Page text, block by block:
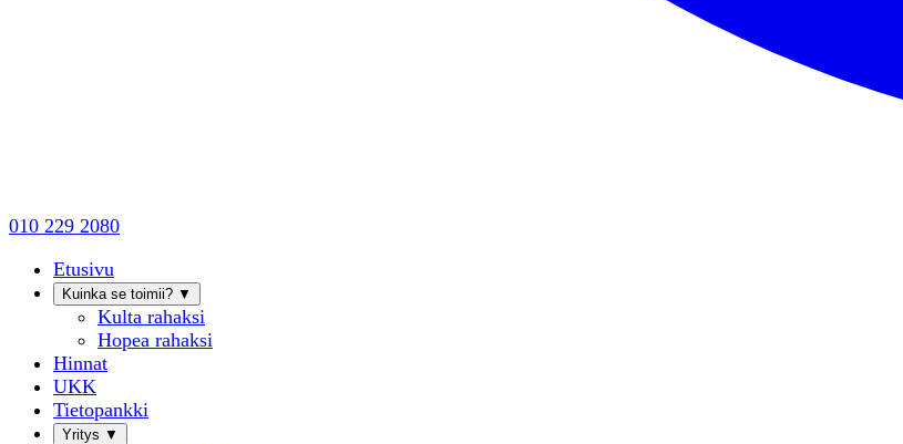
010 229 2080
Etusivu
Kuinka se toimii? ▼
Kulta rahaksi
Hopea rahaksi
Hinnat
UKK
Tietopankki
Yritys ▼